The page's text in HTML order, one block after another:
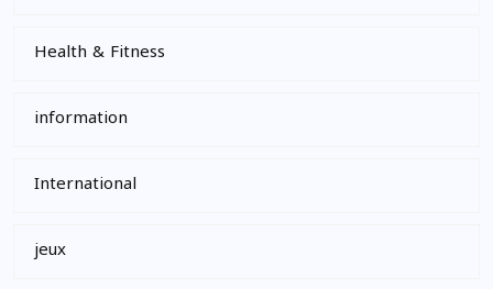
Health & Fitness
information
International
jeux